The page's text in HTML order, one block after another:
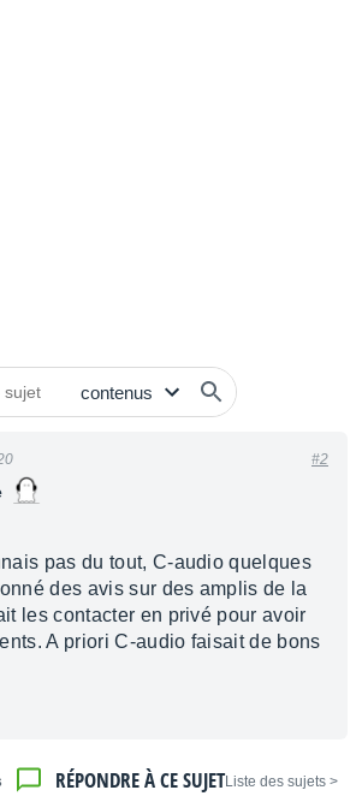
#2
pas du tout, C-audio quelques
des avis sur des amplis de la
les contacter en privé pour avoir
A priori C-audio faisait de bons
< Liste des sujets
RÉPONDRE À CE SUJET